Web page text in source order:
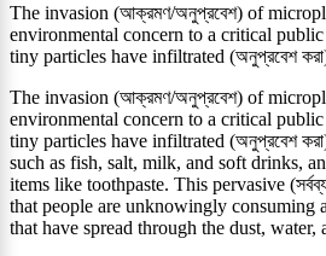
The invasion (আক্রমণ/অনুপ্রবেশ) of
environmental concern to a critical
tiny particles have infiltrated (অনুপ্রবেশ
The invasion (আক্রমণ/অনুপ্রবেশ) of
environmental concern to a critical
tiny particles have infiltrated (অনুপ্রবেশ
such as fish, salt, milk, and soft drinks,
items like toothpaste. This pervasive
that people are unknowingly consuming
that have spread through the dust, water,